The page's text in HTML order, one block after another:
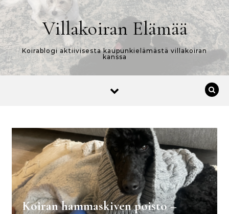
Skip to content
Villakoiran Elämää
Koirablogi aktiivisesta kaupunkielämästä villakoiran
kanssa
Koiran hammaskiven poisto –